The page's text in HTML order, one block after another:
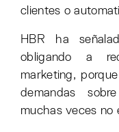
clientes o
HBR ha
obligando a
marketing,
demandas
muchas veces no